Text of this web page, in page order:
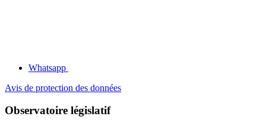
Whatsapp
Avis de protection des données
Observatoire législatif